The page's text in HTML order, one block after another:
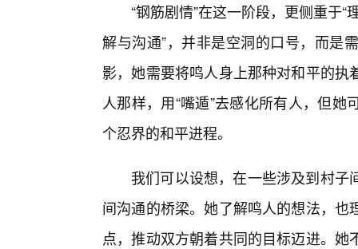
“钢筋剧情”在这一阶段，更侧重于“
解与沟通”，并非是空洞的口号，而是
影，她需要将鸣人身上那种对和平的
人那样，用“嘴遁”去感化所有人，但
个忍界的和平进程。
我们可以设想，在一些涉及到村
间沟通的桥梁。她了解鸣人的想法，
点，推动双方朝着共同的目标迈进。